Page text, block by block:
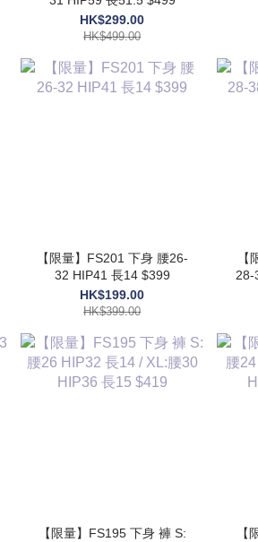
HK$299.00
HK$499.00
【限量】FS201 下身 腰26-
32 HIP41 長14 $399
HK$199.00
HK$399.00
28-
【限量】FS195 下身 褲 S:
【